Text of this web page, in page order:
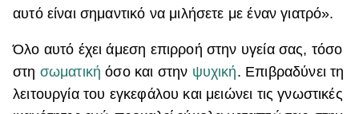
αυτό είναι σημαντικό να μιλήσετε με έναν γιατρό».
Όλο αυτό έχει άμεση επιρροή στην υγεία σας, τόσο
στη σωματική όσο και στην ψυχική. Επιβραδύνει τη
λειτουργία του εγκεφάλου και μειώνει τις γνωστικές